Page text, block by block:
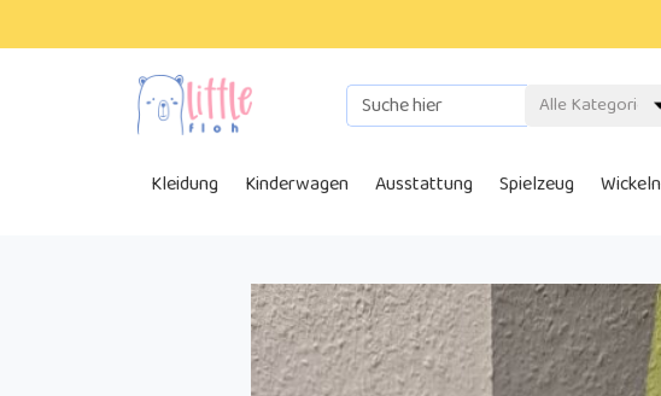
Kleidung Kinderwagen Ausstattung Spielzeug